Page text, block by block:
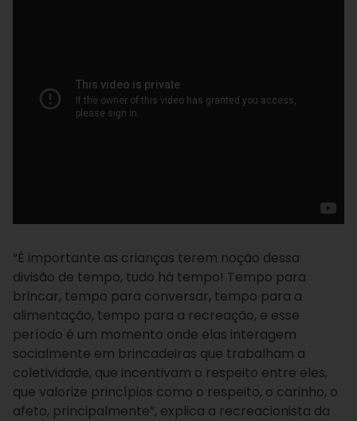
“É importante as crianças terem noção dessa
divisão de tempo, tudo há tempo! Tempo para
brincar, tempo para conversar, tempo para a
alimentação, tempo para a recreação, e esse
período é um momento onde elas interagem
socialmente em brincadeiras que trabalham a
coletividade, que incentivam o respeito entre eles,
que valorize princípios como o respeito, o carinho, o
afeto, principalmente”, explica a recreacionista da